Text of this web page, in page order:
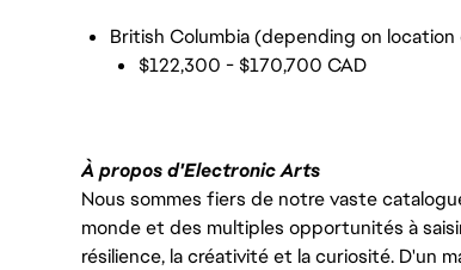
British Columbia (depending on
$122,300 - $170,700 CAD
À propos d'Electronic Arts
Nous sommes fiers de notre vaste
monde et des multiples opportunités à
résilience, la créativité et la curiosité. D'un